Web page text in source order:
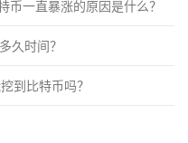
一直暴涨的原因是什么？
久时间？
到比特币吗？